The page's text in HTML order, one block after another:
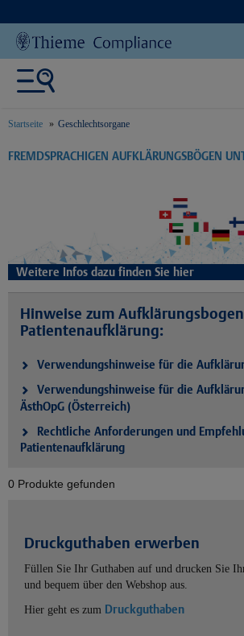
Startseite Geschlechtsorgane
text.skipToContent
text.skipToNavigation
FREMDSPRACHIGEN AUFKLÄRUNGSBÖGEN
Weitere Infos dazu finden Sie hier
Hinweise zum
Patientenaufklärung:
Verwendungshinweise für die
Verwendungshinweise für die
ÄsthOpG (Österreich)
Rechtliche Anforderungen und
Patientenaufklärung
0 Produkte gefunden
Druckguthaben erwerben
Füllen Sie Ihr Guthaben auf und drucken Sie
und bequem über den Webshop aus.
Hier geht es zum Druckguthaben